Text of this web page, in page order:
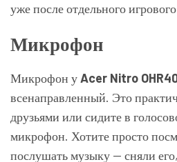
уже после отдельного игрового
Микрофон
Микрофон у Acer Nitro
всенаправленный. Это
друзьями или сидите в
микрофон. Хотите просто
послушать музыку — сняли